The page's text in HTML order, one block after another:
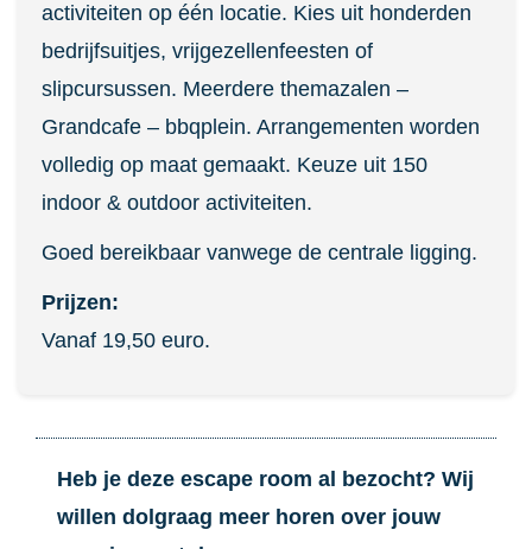
activiteiten op één locatie. Kies uit honderden
bedrijfsuitjes, vrijgezellenfeesten of
slipcursussen. Meerdere themazalen –
Grandcafe – bbqplein. Arrangementen worden
volledig op maat gemaakt. Keuze uit 150
indoor & outdoor activiteiten.
Goed bereikbaar vanwege de centrale ligging.
Prijzen:
Vanaf 19,50 euro.
Heb je deze escape room al bezocht? Wij
willen dolgraag meer horen over jouw